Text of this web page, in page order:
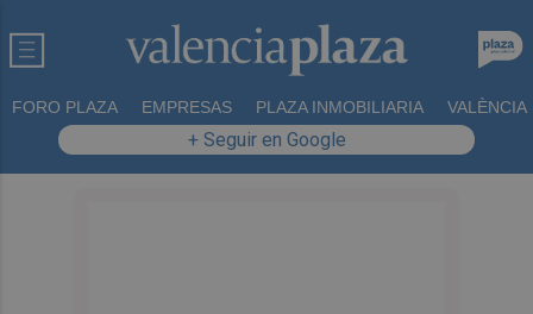
FORO PLAZA EMPRESAS PLAZA INMOBILIARIA VALÈNCIA
+ Seguir en Google